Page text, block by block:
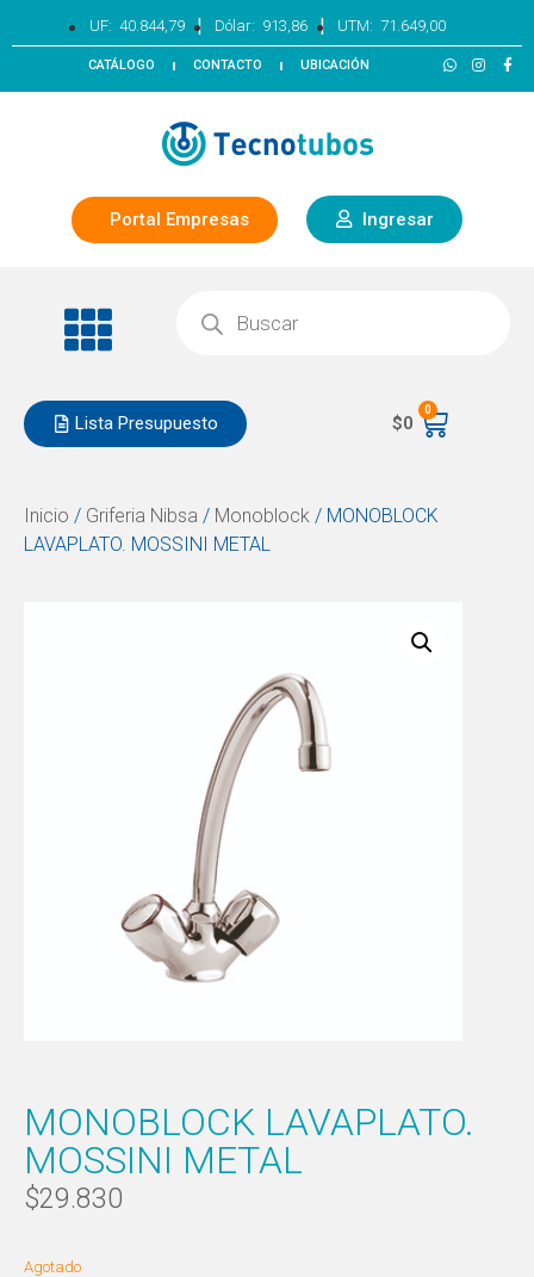
UF: 40.844,79 | Dólar: 913,86 | UTM: 71.649,00
CATÁLOGO CONTACTO UBICACIÓN
Portal Empresas Ingresar
Lista Presupuesto $0
0
Inicio / Griferia Nibsa / Monoblock / MONOBLOCK
LAVAPLATO. MOSSINI METAL
MONOBLOCK LAVAPLATO.
MOSSINI METAL
$29.830
Agotado